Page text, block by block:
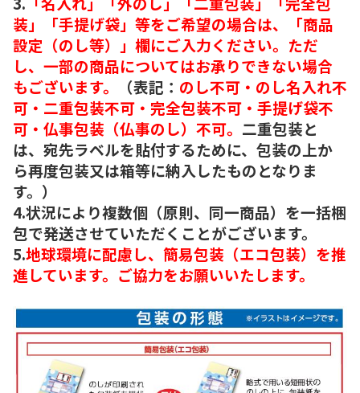
装」「手提げ袋」等をご希望の場合は、「商品
設定（のし等）」欄にご入力ください。ただ
し、一部の商品についてはお承りできない場合
もございます。
（表記： のし不可・のし名入れ不
可・二重包装不可・完全包装不可・手提げ袋不
可・仏事包装（仏事のし）不可。 二重包装と
は、宛先ラベルを貼付するために、包装の上か
ら再度包装又は箱等に納入したものとなりま
す。）
4.状況により複数個（原則、同一商品）を一括梱
包で発送させていただくことがございます。
5.地球環境に配慮し、簡易包装（エコ包装）を推
進しています。ご協力をお願いいたします。